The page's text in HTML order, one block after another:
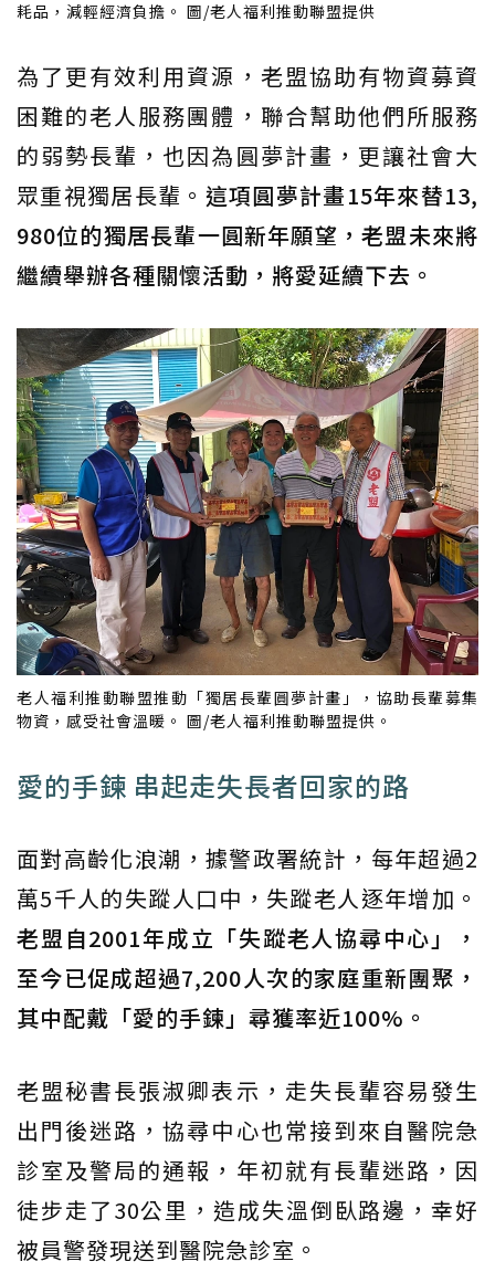
耗品，減輕經濟負擔。 圖/老人福利推動聯盟提供
為了更有效利用資源，老盟協助有物資募資
困難的老人服務團體，聯合幫助他們所服務
的弱勢長輩，也因為圓夢計畫，更讓社會大
眾重視獨居長輩。 這項圓夢計畫15年來替13,
980位的獨居長輩一圓新年願望，老盟未來將
繼續舉辦各種關懷活動，將愛延續下去。
老人福利推動聯盟推動「獨居長輩圓夢計畫」，協助長輩募集
物資，感受社會溫暖。 圖/老人福利推動聯盟提供。
愛的手鍊 串起走失長者回家的路
面對高齡化浪潮，據警政署統計，每年超過2
萬5千人的失蹤人口中，失蹤老人逐年增加。
老盟自2001年成立「失蹤老人協尋中心」，
至今已促成超過7,200人次的家庭重新團聚，
其中配戴「愛的手鍊」尋獲率近100%。
老盟秘書長張淑卿表示，走失長輩容易發生
出門後迷路，協尋中心也常接到來自醫院急
診室及警局的通報，年初就有長輩迷路，因
徒步走了30公里，造成失溫倒臥路邊，幸好
被員警發現送到醫院急診室。